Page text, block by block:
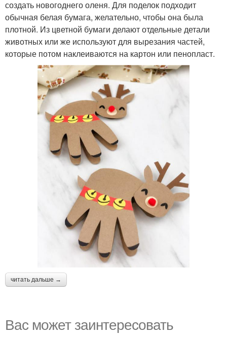
создать новогоднего оленя. Для поделок подходит
обычная белая бумага, желательно, чтобы она была
плотной. Из цветной бумаги делают отдельные детали
животных или же используют для вырезания частей,
которые потом наклеиваются на картон или пенопласт.
читать дальше →
Вас может заинтересовать